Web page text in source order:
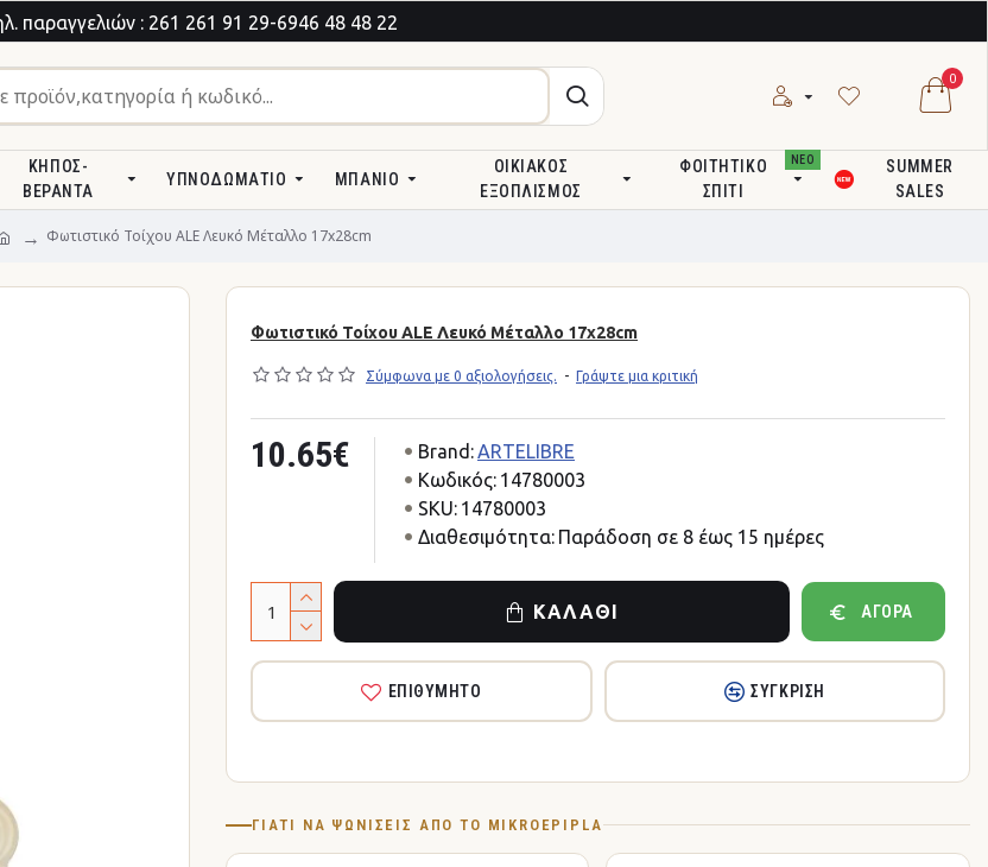
παραγγελιών : 261 261 91 29-6946 48 48 22
0
ΚΉΠΟΣ-
ΒΕΡΆΝΤΑ
ΥΠΝΟΔΩΜΆΤΙΟ ΜΠΆΝΙΟ
ΟΙΚΙΑΚΌΣ
ΕΞΟΠΛΙΣΜΌΣ
ΦΟΙΤΗΤΙΚΌ
ΣΠΊΤΙ
ΝΕΟ
SUMMER
SALES
Φωτιστικό Τοίχου ALE Λευκό Μέταλλο 17x28cm
Φωτιστικό Τοίχου ALE Λευκό Μέταλλο 17x28cm
Σύμφωνα με 0 αξιολογήσεις. - Γράψτε μια κριτική
10.65€ Brand:ARTELIBRE
Κωδικός: 14780003
SKU: 14780003
Διαθεσιμότητα: Παράδοση σε 8 έως 15 ημέρες
ΚΑΛΆΘΙ ΑΓΟΡΆ
ΕΠΙΘΥΜΗΤΌ ΣΎΓΚΡΙΣΗ
ΓΙΑΤΊ ΝΑ ΨΩΝΊΣΕΙΣ ΑΠΌ ΤΟ MIKROEPIPLA